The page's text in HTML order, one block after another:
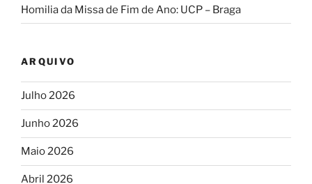
Homilia da Missa de Fim de Ano: UCP – Braga
ARQUIVO
Julho 2026
Junho 2026
Maio 2026
Abril 2026